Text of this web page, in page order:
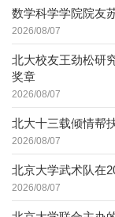
数学科学学院院友
2026/08/07
北大校友王劲松研
奖章
2026/08/07
北大十三载倾情帮
2026/08/07
北京大学武术队在
2026/08/07